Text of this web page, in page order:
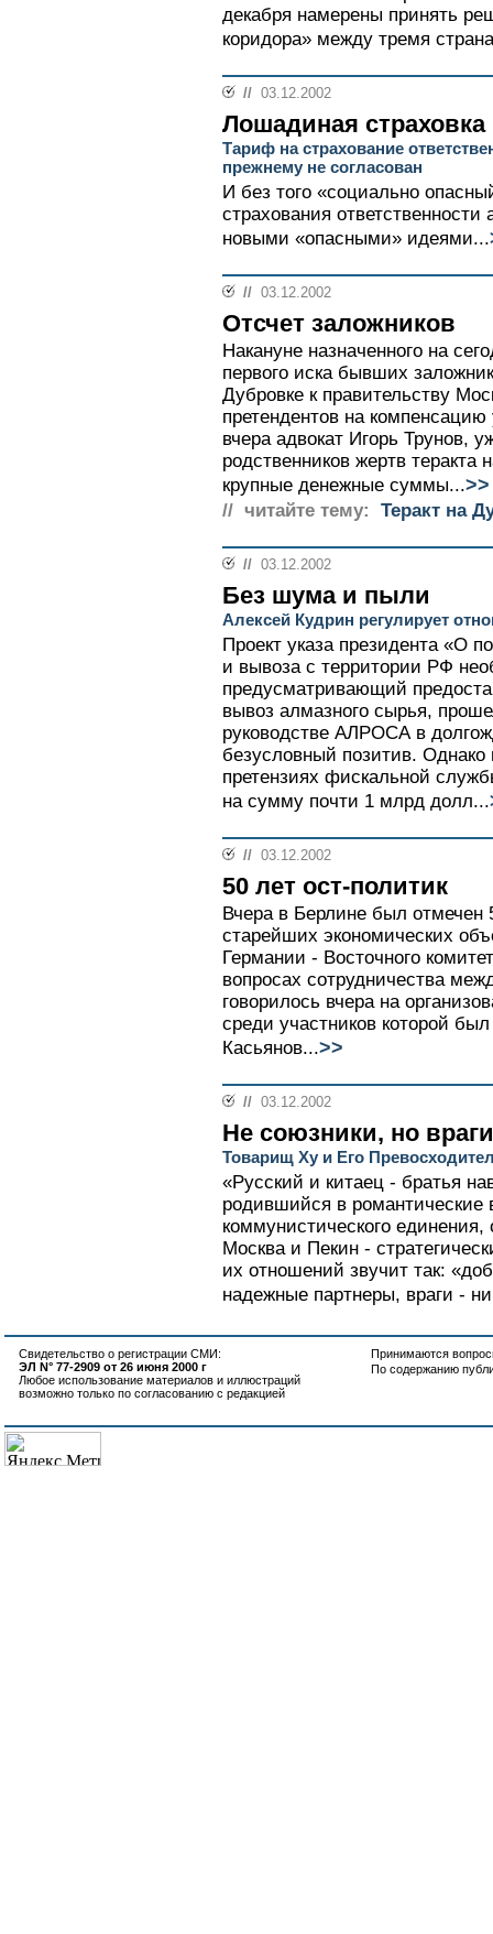
декабря намерены принять
коридора» между тремя
// 03.12.2002
Лошадиная страховка
Тариф на страхование
прежнему не согласован
И без того «социально
страхования ответственности
новыми «опасными» идеями...
// 03.12.2002
Отсчет заложников
Накануне назначенного на
первого иска бывших
Дубровке к правительству
претендентов на
вчера адвокат Игорь Трунов,
родственников жертв теракта
крупные денежные суммы...>>
// читайте тему: Теракт на
// 03.12.2002
Без шума и пыли
Алексей Кудрин регулирует
Проект указа президента «О
и вывоза с территории РФ
предусматривающий
вывоз алмазного сырья,
руководстве АЛРОСА в
безусловный позитив.
претензиях фискальной
на сумму почти 1 млрд долл...
// 03.12.2002
50 лет ост-политик
Вчера в Берлине был отмечен
старейших экономических
Германии - Восточного
вопросах сотрудничества
говорилось вчера на
среди участников которой
Касьянов...>>
// 03.12.2002
Не союзники, но
Товарищ Ху и Его
«Русский и китаец - братья
родившийся в романтические
коммунистического
Москва и Пекин -
их отношений звучит так:
надежные партнеры, враги -
Свидетельство о регистрации СМИ:
ЭЛ N° 77-2909 от 26 июня 2000 г
Любое использование материалов и иллюстраций
возможно только по согласованию с редакцией
Принимаются
По содержанию